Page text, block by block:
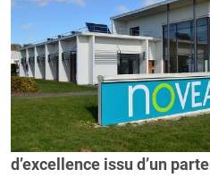
d’excellence issu d’un